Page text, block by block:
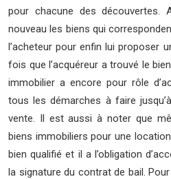
pour chacune des découvertes.
nouveau les biens qui
l’acheteur pour enfin lui proposer
fois que l’acquéreur a trouvé le
immobilier a encore pour rôle
tous les démarches à faire
vente. Il est aussi à noter que
biens immobiliers pour une
bien qualifié et il a l’obligation
la signature du contrat de bail.